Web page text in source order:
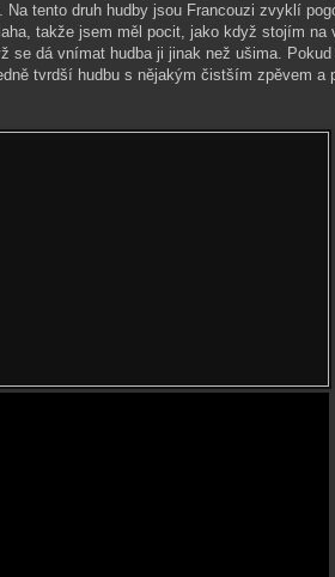
Na tento druh hudby jsou Francouzi zvyklí
takže jsem měl pocit, jako když stojím na
se dá vnímat hudba ji jinak než ušima.
tvrdší hudbu s nějakým čistším zpěvem a